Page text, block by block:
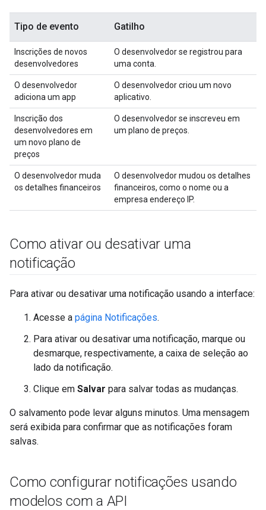
Tipo de evento Gatilho
Inscrições de novos
desenvolvedores
O desenvolvedor se registrou para
uma conta.
O desenvolvedor
adiciona um app
O desenvolvedor criou um novo
aplicativo.
Inscrição dos
desenvolvedores em
um novo plano de
preços
O desenvolvedor se inscreveu em
um plano de preços.
O desenvolvedor muda
os detalhes financeiros
O desenvolvedor mudou os detalhes
financeiros, como o nome ou a
empresa endereço IP.
Como ativar ou desativar uma
notificação
Para ativar ou desativar uma notificação usando a interface:
Acesse a página Notificações.
Para ativar ou desativar uma notificação, marque ou
desmarque, respectivamente, a caixa de seleção ao
lado da notificação.
Clique em Salvar para salvar todas as mudanças.
O salvamento pode levar alguns minutos. Uma mensagem
será exibida para confirmar que as notificações foram
salvas.
Como configurar notificações usando
modelos com a API